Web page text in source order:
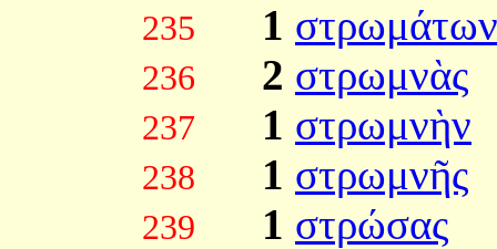
235 1 στρωμάτων
236 2 στρωμνὰς
237 1 στρωμνὴν
238 1 στρωμνῆς
239 1 στρώσας